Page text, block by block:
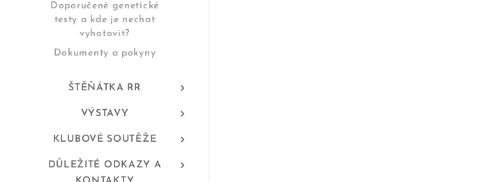
Doporučené genetické
testy a kde je nechat
vyhotovit?
Dokumenty a pokyny
ŠTĚŇÁTKA RR
VÝSTAVY
KLUBOVÉ SOUTĚŽE
DŮLEŽITÉ ODKAZY A